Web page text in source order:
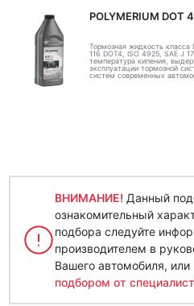
POLYMERIUM DOT
Тормозная жидкость класса
116 DOT4, ISO 4925, SAE J
температура кипения,
эксплуатации тормозной
систем современных
ВНИМАНИЕ! Данный
ознакомительный
подбора следуйте
производителем в
Вашего автомобиля, или
подбором от